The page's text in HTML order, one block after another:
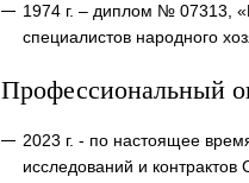
1974 г. – диплом № 07313,
специалистов народного
Профессиональный
2023 г. - по настоящее
исследований и